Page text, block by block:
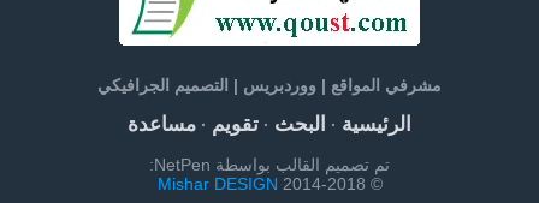
مشرفي المواقع | ووردبريس | التصميم الجرافيكي
الرئيسية· البحث· تقويم· مساعدة
تم تصميم القالب بواسطة NetPen:
© 2014-2018
Mishar DESIGN